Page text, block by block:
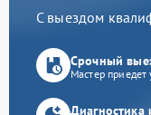
С выездом
Срочный
Мастер
Диагностика